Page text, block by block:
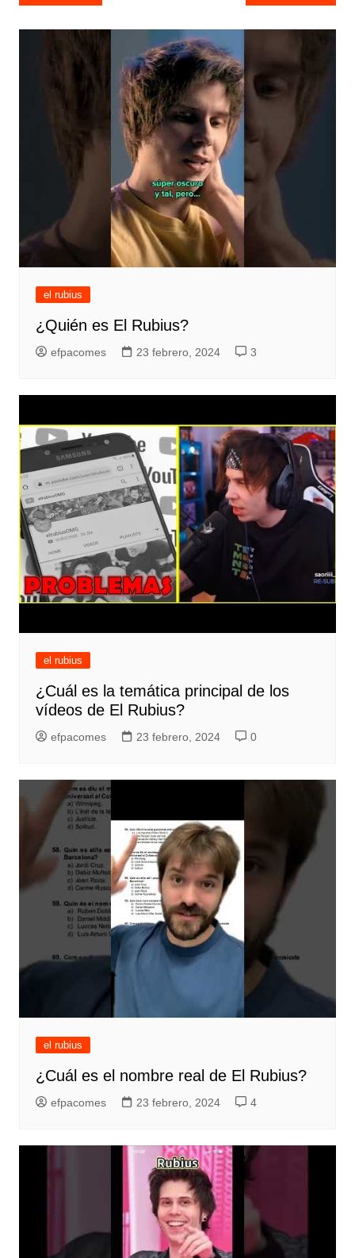
de
entradas
el rubius
¿Quién es El Rubius?
efpacomes 23 febrero, 2024 3
el rubius
¿Cuál es la temática principal de los
vídeos de El Rubius?
efpacomes 23 febrero, 2024 0
el rubius
¿Cuál es el nombre real de El Rubius?
efpacomes 23 febrero, 2024 4